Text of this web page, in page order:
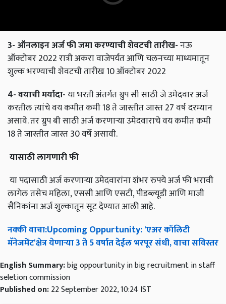
3-ऑनलाइनअर्जफीजमाकरण्याचीशेवटचीतारीख-नऊ
ऑक्टोबर 2022 रात्री अकरा वाजेपर्यंत आणि चलनच्या माध्यमातून
शुल्क भरण्याची शेवटची तारीख 10 ऑक्टोबर 2022
4-वयाचीमर्यादा-या भरती अंतर्गत ग्रुप सी साठी जे उमेदवार अर्ज
करतील त्यांचे वय कमीत कमी 18 ते जास्तीत जास्त 27 वर्ष दरम्यान
असावे. तर ग्रुप बी साठी अर्ज करणाऱ्या उमेदवाराचे वय कमीत कमी
18 ते जास्तीत जास्त 30 वर्षे असावी.
यासाठीलागणारीफी
या पदासाठी अर्ज करणाऱ्या उमेदवारांना शंभर रुपये अर्ज फी भरावी
लागेल तसेच महिला, एससी आणि एसटी, पीडब्ल्यूडी आणि माजी
सैनिकांना अर्ज शुल्कातून सूट देण्यात आली आहे.
नक्कीवाचा:Upcoming Oppurtunity: 'एअरकॉलिटी
मॅनेजमेंट'क्षेत्रयेणाऱ्या3ते5वर्षातदेईलभरपूरसंधी,वाचासविस्तर
English Summary:big oppourtunity in big recruitment in staff
seletion commission
Published on:22 September 2022, 10:24 IST